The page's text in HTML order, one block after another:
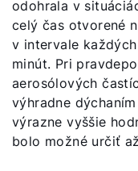
odohrala v
celý čas otvorené
v intervale
minút. Pri
aerosólových
výhradne
výrazne vyššie
bolo možné určiť
Dobrý deň!
Ako vám môžeme
Kontaktný